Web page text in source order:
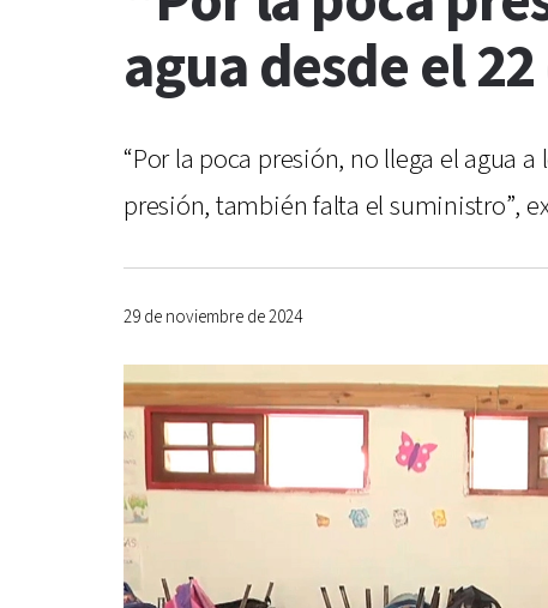
agua desde el
“Por la poca presión, no llega el agua
presión, también falta el suministro”,
29 de noviembre de 2024